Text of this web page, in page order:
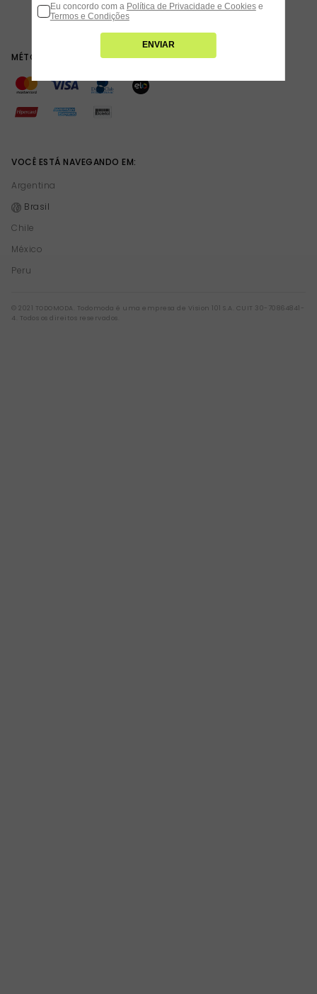
MÉTODOS DE PAGAMENTO
VOCÊ ESTÁ NAVEGANDO EM:
Argentina
Brasil
Chile
México
Peru
© 2021 TODOMODA. Todomoda é uma empresa de Vision 101 S.A. CUIT 30-70864841-
4. Todos os direitos reservados.
Eu concordo com a Política de Privacidade e Cookiese
Termos e Condições
ENVIAR